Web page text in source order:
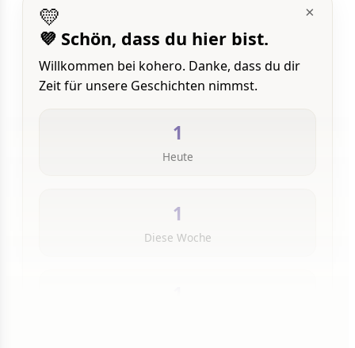
×
💛
💜 Schön, dass du hier bist.
Willkommen bei kohero. Danke, dass du dir
Zeit für unsere Geschichten nimmst.
1
Heute
1
Diese Woche